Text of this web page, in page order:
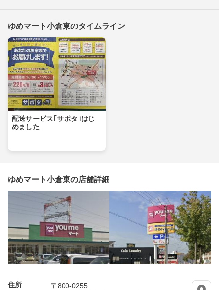
ゆめマート小倉東のタイムライン
配送サービス｢サポタ｣はじ
めました
ゆめマート小倉東の店舗詳細
住所
〒800-0255